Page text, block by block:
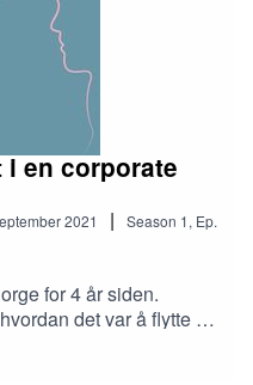
en corporate
2021 | Season 1, Ep.
for 4 år siden.
det var å flytte fra
og en karriere innen IT i
lykkelig med kvinnen i